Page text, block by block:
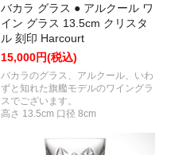
バカラ グラス ● アルクール ワ
イン グラス 13.5cm クリスタ
ル 刻印 Harcourt
15,000円(税込)
バカラのグラス、アルクール、いわ
ずと知れた旗艦モデルのワイングラ
スでございます。
高さ 13.5cm 口径 8cm